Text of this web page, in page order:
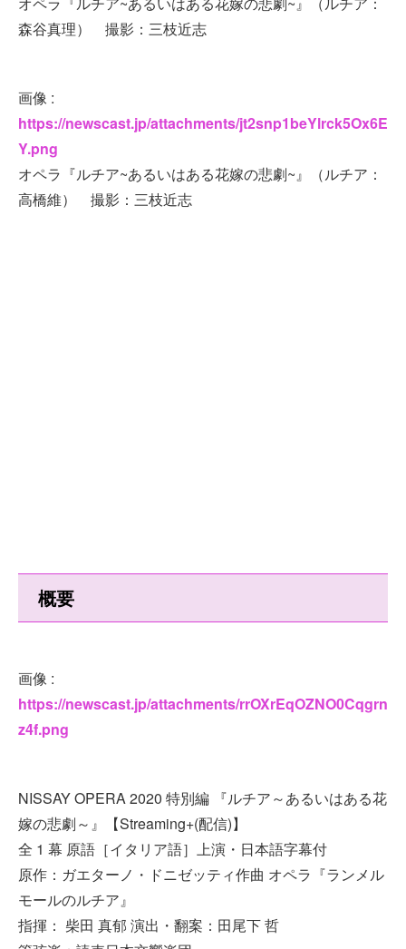
森谷真理） 撮影：三枝近志
画像 :
https://newscast.jp/attachments/jt2snp1beYlrck5Ox6E
Y.png
オペラ『ルチア~あるいはある花嫁の悲劇~』（ルチア：
高橋維） 撮影：三枝近志
概要
画像 :
https://newscast.jp/attachments/rrOXrEqOZNO0Cqgrn
z4f.png
NISSAY OPERA 2020 特別編 『ルチア～あるいはある花
嫁の悲劇～』【Streaming+(配信)】
全 1 幕 原語［イタリア語］上演・日本語字幕付
原作：ガエターノ・ドニゼッティ作曲 オペラ『ランメル
モールのルチア』
指揮： 柴田 真郁 演出・翻案：田尾下 哲